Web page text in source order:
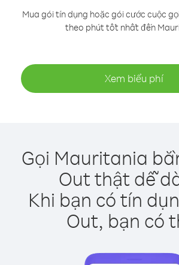
Mua gói tín dụng hoặc gói cước cuộc
theo phút tốt nhất đến
Xem biểu phí
Gọi Mauritania
Out thật dễ
Khi bạn có tín
Out, bạn có